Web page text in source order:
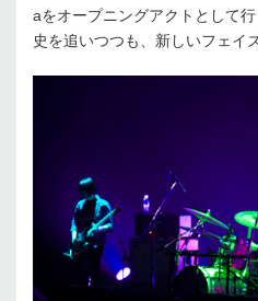
aをオープニングアクトとして
史を追いつつも、新しいフェイ